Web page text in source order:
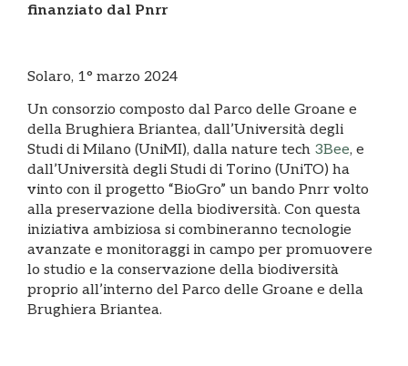
finanziato dal Pnrr
Solaro, 1° marzo 2024
Un consorzio composto dal Parco delle Groane e
della Brughiera Briantea, dall’Università degli
Studi di Milano (UniMI), dalla nature tech 3Bee, e
dall’Università degli Studi di Torino (UniTO) ha
vinto con il progetto “BioGro” un bando Pnrr volto
alla preservazione della biodiversità. Con questa
iniziativa ambiziosa si combineranno tecnologie
avanzate e monitoraggi in campo per promuovere
lo studio e la conservazione della biodiversità
proprio all’interno del Parco delle Groane e della
Brughiera Briantea.